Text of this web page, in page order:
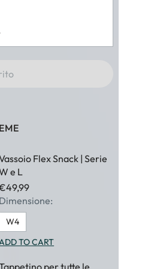
Flex Snack | Serie
e L
Dimensione:
W4
TO CART
per tutte le